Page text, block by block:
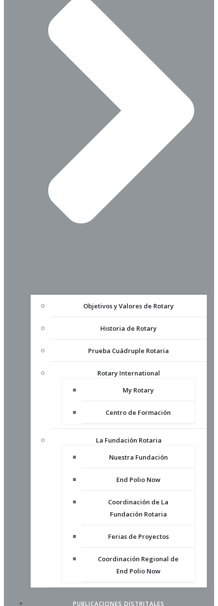
Objetivos y Valores de Rotary
Historia de Rotary
Prueba Cuádruple Rotaria
Rotary International
My Rotary
Centro de Formación
La Fundación Rotaria
Nuestra Fundación
End Polio Now
Coordinación de La
Fundación Rotaria
Ferias de Proyectos
Coordinación Regional de
End Polio Now
PUBLICACIONES DISTRITALES